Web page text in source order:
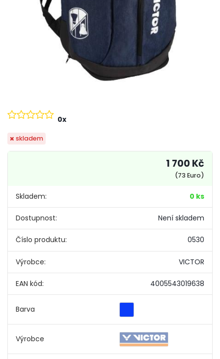
skladem
0x
Skladem: 0 ks
Dostupnost: Není skladem
Číslo produktu: 0530
Výrobce: VICTOR
EAN kód: 4005543019638
Barva
Výrobce
1 700 Kč
(73 Euro)